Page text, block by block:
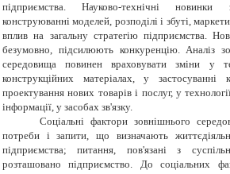
підприємства. Науково-технічні
конструюванні моделей, розподілі і збуті,
вплив на загальну стратегію підприємства.
безумовно, підсилюють конкуренцію. Аналіз
середовища повинен враховувати зміни у
конструкційних матеріалах, у застосуванні
проектування нових товарів і послуг, у
інформації, у засобах зв'язку.
Соціальні фактори зовнішнього
потреби і запити, що визначають
підприємства; питання, пов'язані з
розташовано підприємство. До соціальних